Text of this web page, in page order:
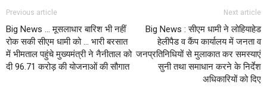
Previous article
Big News … मूसलाधार बारिश भी नहीं
रोक सकी सीएम धामी को … भारी बरसात
में भीमताल पहुंचे मुख्यमंत्री ने नैनीताल को
दी 96.71 करोड़ की योजनाओं की सौगात
Next article
Big News : सीएम धामी ने लोहियाहेड
हेलीपैड व कैंप कार्यालय में जनता व
जनप्रतिनिधियों से मुलाकात कर समस्याएं
सुनी तथा समाधान करने के निर्देश
अधिकारियों को दिए